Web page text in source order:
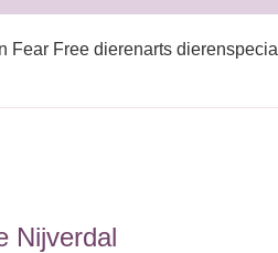
Fear Free dierenarts
Nijverdal